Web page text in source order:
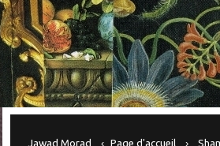
Jawad Morad Page d'accueil